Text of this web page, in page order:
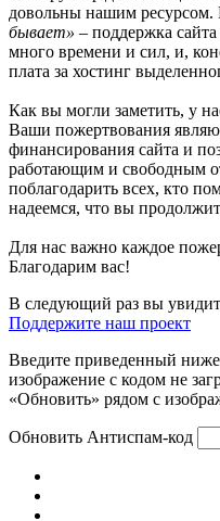
довольны нашим
бывает» – поддержка
много времени и сил, и,
плата за хостинг
Как вы могли заметить, у
Ваши пожертвования
финансирования сайта и
работающим и свободным
поблагодарить всех, кто
надеемся, что вы
Для нас важно каждое
Благодарим вас!
В следующий раз вы
Поддержите наш проект
Введите приведенный
изображение с кодом не
«Обновить» рядом с
Обновить Антиспам-код